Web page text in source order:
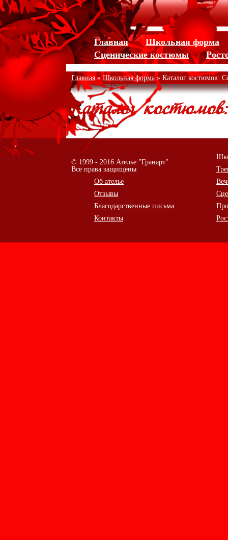
Jump to navigation
Главная
Школьная форма
Сценические костюмы
Главная»Школьная форма » Каталог костюмов:
Каталог
© 1999 - 2016 Ателье "Гранарт"
Все права защищены
Об ателье
Отзывы
Благодарственные письма
Контакты